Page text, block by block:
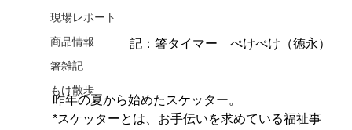
現場レポート
商品情報
箸雑記
もけ散歩
記：箸タイマー　ぺけぺけ（徳永）
昨年の夏から始めたスケッター。
*スケッターとは、お手伝いを求めている福祉事